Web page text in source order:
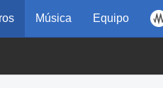
Música Equipo